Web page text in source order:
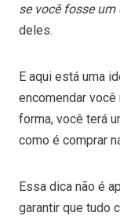
se você fosse um
deles.
E aqui está uma
encomendar
forma, você terá
como é comprar
Essa dica não é
garantir que tudo